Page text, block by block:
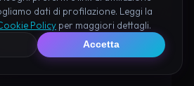
dati di profilazione. Leggi la
Policy per maggiori dettagli.
Accetta